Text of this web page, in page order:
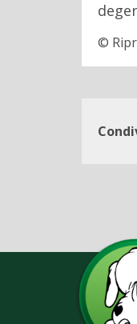
©